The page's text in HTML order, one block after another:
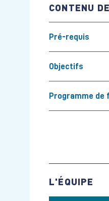
CONTENU
Pré-requis
Objectifs
Programme de
L'ÉQUIPE